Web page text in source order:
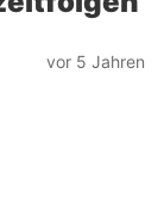
vor 5 Jahren